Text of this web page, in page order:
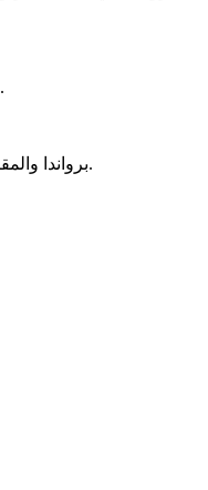
وقال عمرو إن مجهود اللاعبين تكلل بالتتويج بالبطولة، وإن «رجال سلة الأهلي» يستحق التتويج باللقب الغالي، بعدما خاض مباريات قوية خاصة أمام الاتحاد السكندري في الدور النهائي.
وأكد أن هدف «رجال سلة الأهلي» بعد التتويج بدوري السوبر هو المنافسة بقوة على نهائيات الـ«BAL» برواندا والمقرر أن تبدأ نهاية الشهر الجاري لاستعادة اللقب مجددًا بعد التتويج به في عام 2023.